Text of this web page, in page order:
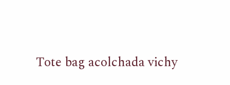
Tote bag acolchada vichy